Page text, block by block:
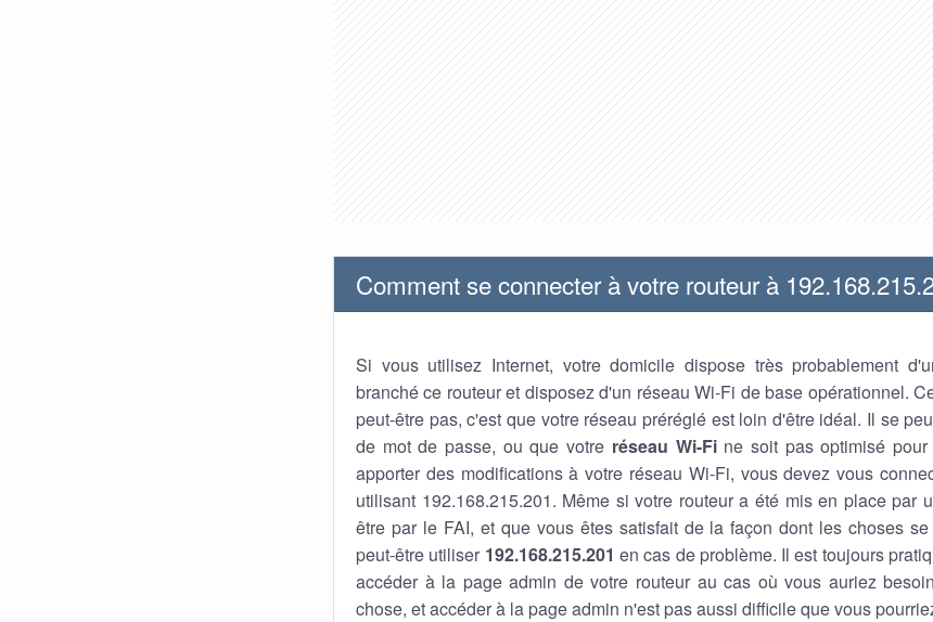
Comment se connecter à votre routeur à
Si vous utilisez Internet, votre domicile dispose très probablement
branché ce routeur et disposez d'un réseau Wi-Fi de base opérationnel.
peut-être pas, c'est que votre réseau préréglé est loin d'être idéal. Il se
de mot de passe, ou que votre réseau Wi-Fine soit pas optimisé pour
apporter des modifications à votre réseau Wi-Fi, vous devez vous
utilisant 192.168.215.201. Même si votre routeur a été mis en place par
être par le FAI, et que vous êtes satisfait de la façon dont les choses
peut-être utiliser 192.168.215.201 en cas de problème. Il est toujours
accéder à la page admin de votre routeur au cas où vous auriez
chose, et accéder à la page admin n'est pas aussi difficile que vous